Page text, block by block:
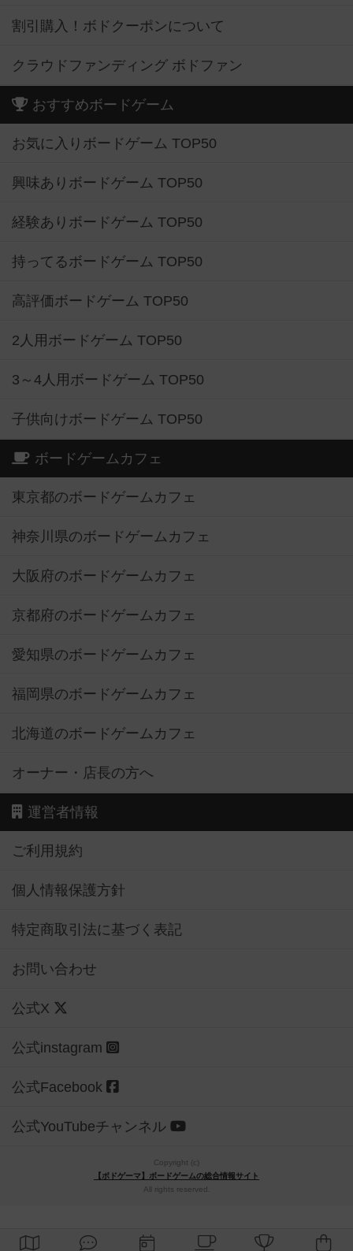
割引購入！ボドクーポンについて
クラウドファンディング ボドファン
おすすめボードゲーム
お気に入りボードゲーム TOP50
興味ありボードゲーム TOP50
経験ありボードゲーム TOP50
持ってるボードゲーム TOP50
高評価ボードゲーム TOP50
2人用ボードゲーム TOP50
3～4人用ボードゲーム TOP50
子供向けボードゲーム TOP50
ボードゲームカフェ
東京都のボードゲームカフェ
神奈川県のボードゲームカフェ
大阪府のボードゲームカフェ
京都府のボードゲームカフェ
愛知県のボードゲームカフェ
福岡県のボードゲームカフェ
北海道のボードゲームカフェ
オーナー・店長の方へ
運営者情報
ご利用規約
個人情報保護方針
特定商取引法に基づく表記
お問い合わせ
公式X
公式instagram
公式Facebook
公式YouTubeチャンネル
Copyright (c)
【ボドゲーマ】ボードゲームの総合情報サイト
All rights reserved.